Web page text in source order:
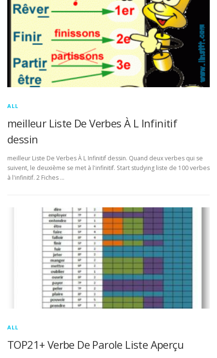
ALL
meilleur Liste De Verbes À L Infinitif
dessin
meilleur Liste De Verbes À L Infinitif dessin. Quand deux verbes qui se
suivent, le deuxième se met à l'infinitif. Start studying liste de 100 verbes
à l'infinitif. 2 Fiches …
ALL
TOP21+ Verbe De Parole Liste Aperçu